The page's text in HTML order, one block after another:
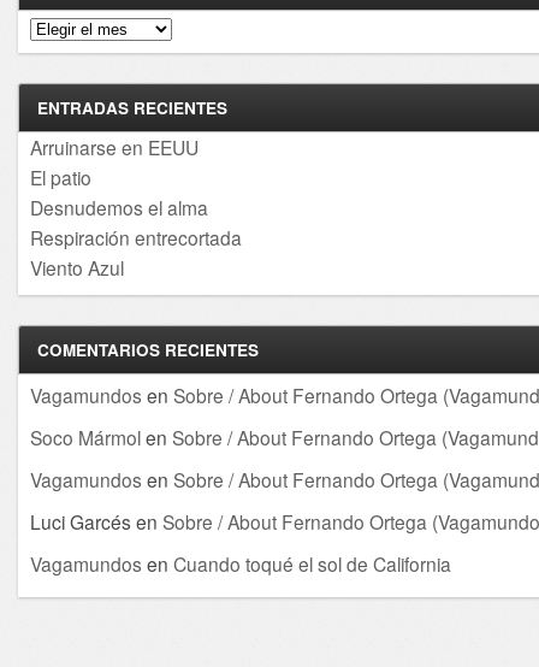
Archivos
ENTRADAS RECIENTES
Arruinarse en EEUU
El patio
Desnudemos el alma
Respiración entrecortada
Viento Azul
COMENTARIOS RECIENTES
Vagamundos en Sobre / About Fernando Ortega
Soco Mármolen Sobre / About Fernando Ortega
Vagamundos en Sobre / About Fernando Ortega
Luci Garcés en Sobre / About Fernando Ortega
Vagamundos en Cuando toqué el sol de California